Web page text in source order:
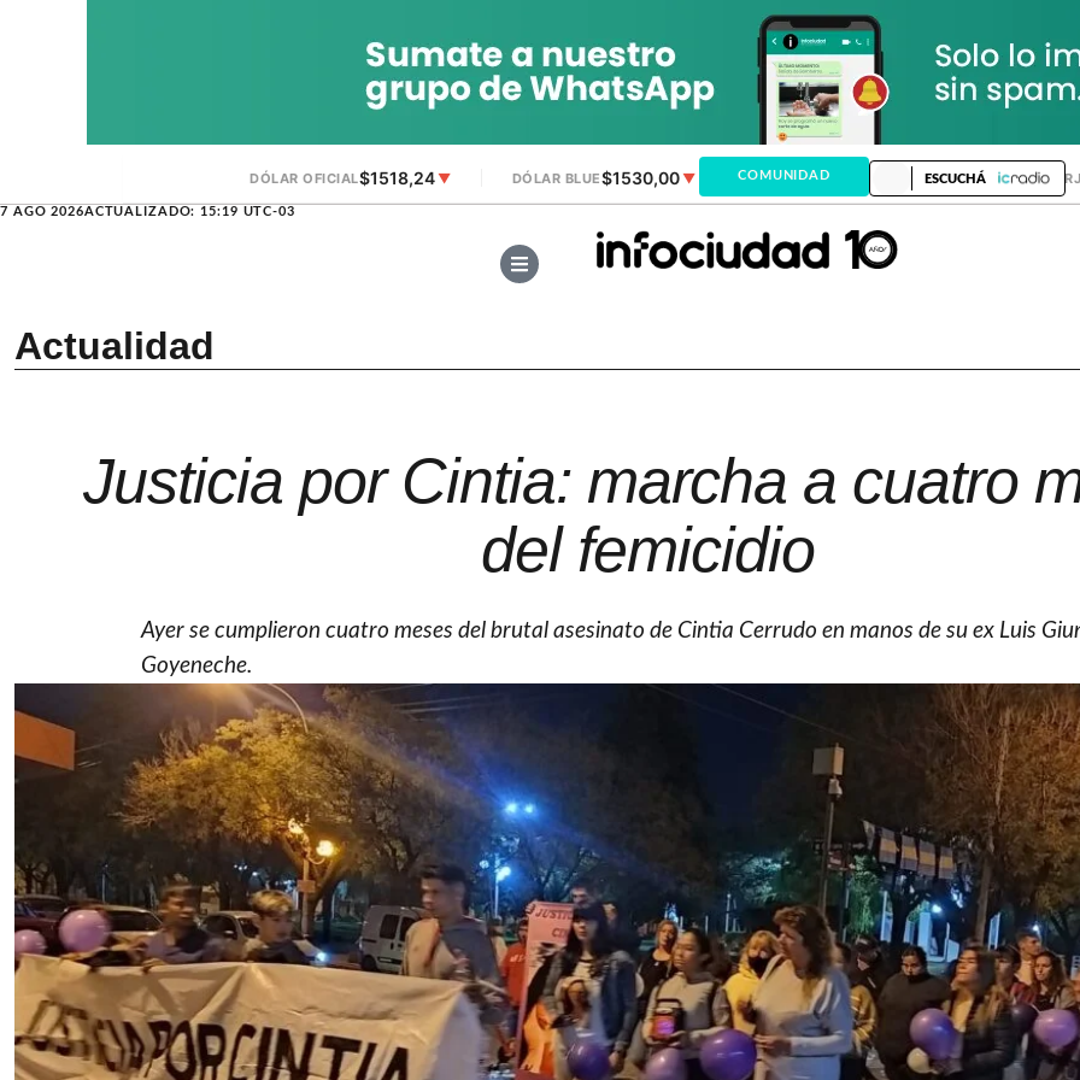
DÓLAR OFICIAL$1518,24▼ DÓLAR BLUE$1530,00▼ DÓLAR MEP ▼ DÓLAR
7 AGO 2026ACTUALIZADO: 15:19 UTC-03
COMUNIDAD ESCUCHÁ
Actualidad
Justicia por Cintia: marcha a cuatro
del femicidio
Ayer se cumplieron cuatro meses del brutal asesinato de Cintia Cerrudo en manos de su ex Luis
Goyeneche.